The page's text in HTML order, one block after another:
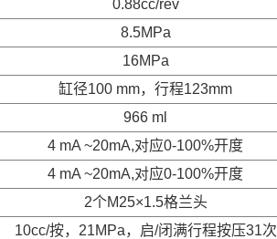
0.88cc/rev
8.5MPa
16MPa
缸径100 mm，行程123mm
966 ml
4 mA ~20mA,对应0-100%开度
4 mA ~20mA,对应0-100%开度
2个M25×1.5格兰头
10cc/按，21MPa，启/闭满行程按压31次